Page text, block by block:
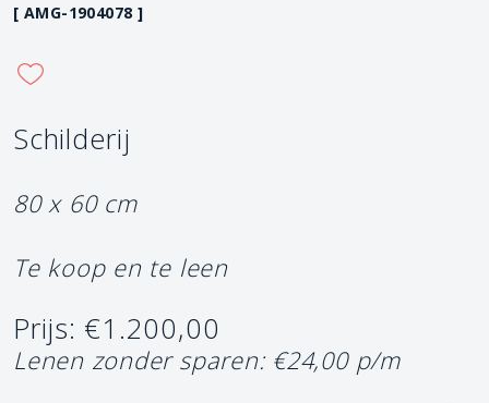
[ AMG-1904078 ]
Schilderij
80 x 60 cm
Te koop en te leen
Prijs: €1.200,00
Lenen zonder sparen: €24,00 p/m